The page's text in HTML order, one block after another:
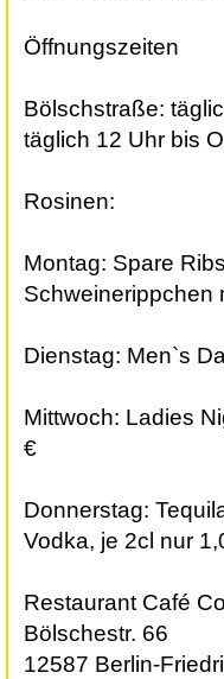
Öffnungszeiten
Bölschstraße:
täglich 12 Uhr bis
Rosinen:
Montag: Spare
Schweinerippchen
Dienstag: Men`s
Mittwoch: Ladies
€
Donnerstag:
Vodka, je 2cl nur
Restaurant Café
Bölschestr. 66
12587 Berlin-